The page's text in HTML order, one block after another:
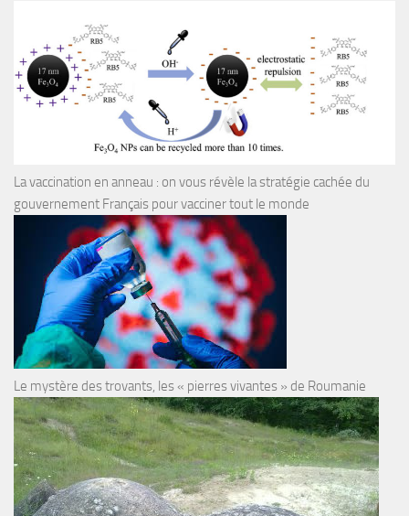
La vaccination en anneau : on vous révèle la stratégie cachée du
gouvernement Français pour vacciner tout le monde
Le mystère des trovants, les « pierres vivantes » de Roumanie